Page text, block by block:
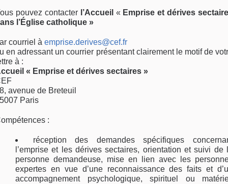
pouvez contacter l’Accueil « Emprise et dérives
l’Église catholique »
courriel à emprise.derives@cef.fr
en adressant un courrier présentant clairement le motif de
à :
« Emprise et dérives sectaires »
avenue de Breteuil
Paris
:
réception des demandes spécifiques
l’emprise et les dérives sectaires, orientation et suivi de
personne demandeuse, mise en lien avec les
expertes en vue d’une reconnaissance des faits et
accompagnement psychologique, spirituel ou